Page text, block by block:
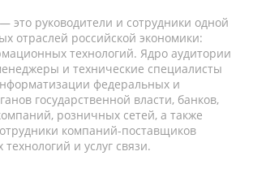
это руководители и сотрудники одной
отраслей российской экономики:
технологий. Ядро аудитории
и технические специалисты
федеральных и
государственной власти, банков,
розничных сетей, а также
компаний-поставщиков
и услуг связи.